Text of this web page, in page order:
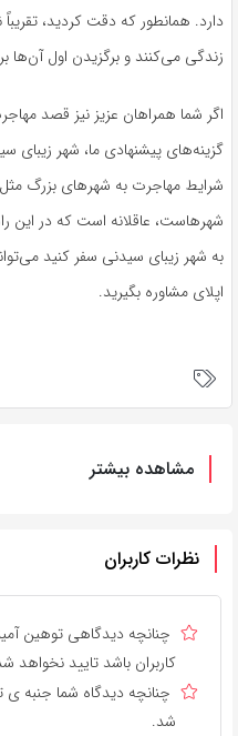
دارد. همانطور که دقت کردید،
زندگی می‌کنند و برگزیدن اول آن‌ها
اگر شما همراهان عزیز نیز قصد
گزینه‌های پیشنهادی ما، شهر زیبای
شرایط مهاجرت به شهرهای بزرگ مثل
شهرهاست، عاقلانه است که در این
به شهر زیبای سیدنی سفر کنید
اپلای مشاوره بگیرید.
مشاهده بیشتر
نظرات کاربران
چنانچه دیدگاهی توهین
کاربران باشد تایید نخواهد
چنانچه دیدگاه شما جنبه ی
شد.